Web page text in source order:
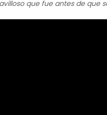
que fue antes de que